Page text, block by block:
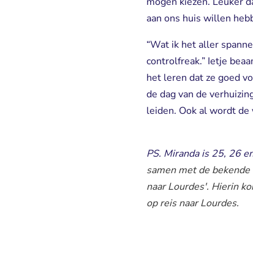
aan ons huis willen
“Wat ik het aller
controlfreak.” Ietje
het leren dat ze goed
de dag van de
leiden. Ook al wordt de
PS. Miranda is 25, 26
samen met de
naar Lourdes'. Hierin
op reis naar Lourdes.